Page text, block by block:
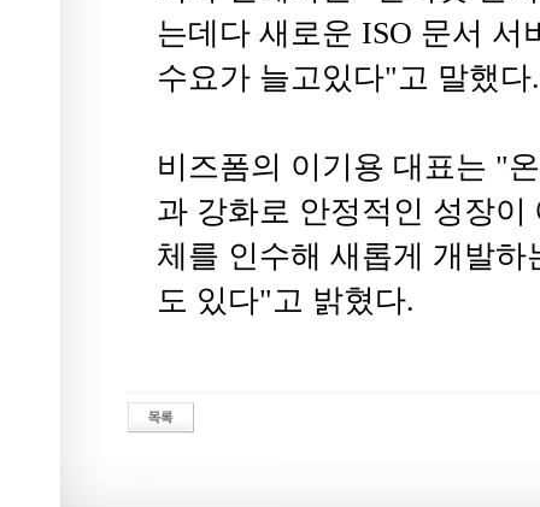
는데다 새로운 ISO 문서
수요가 늘고있다"고 말했다.
비즈폼의 이기용 대표는 "
과 강화로 안정적인 성장
체를 인수해 새롭게 개발
도 있다"고 밝혔다.